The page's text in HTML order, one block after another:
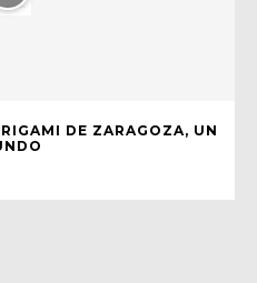
DE ZARAGOZA, UN